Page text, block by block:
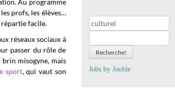
profs, les élèves…
répartie facile.
réseaux sociaux à
passer du rôle de
misogyne, mais
sport, qui vaut son
Recherche!
Jobs by Jooble